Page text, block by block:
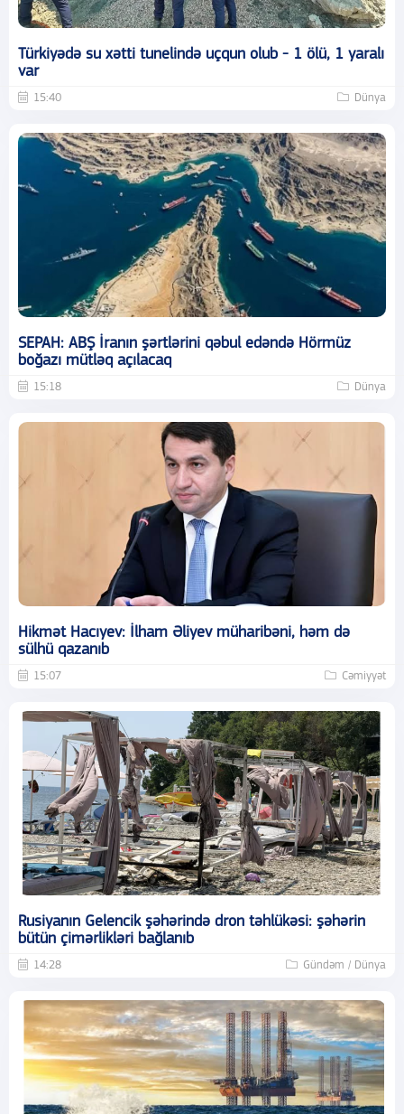
Türkiyədə su xətti tunelində uçqun olub - 1 ölü, 1 yaralı
var
15:40 Dünya
SEPAH: ABŞ İranın şərtlərini qəbul edəndə Hörmüz
boğazı mütləq açılacaq
15:18 Dünya
Hikmət Hacıyev: İlham Əliyev müharibəni, həm də
sülhü qazanıb
15:07 Cəmiyyət
Rusiyanın Gelencik şəhərində dron təhlükəsi: şəhərin
bütün çimərlikləri bağlanıb
14:28 Gündəm / Dünya